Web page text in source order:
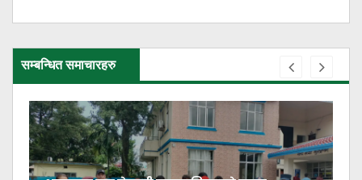
सम्बन्धित समाचारहरु